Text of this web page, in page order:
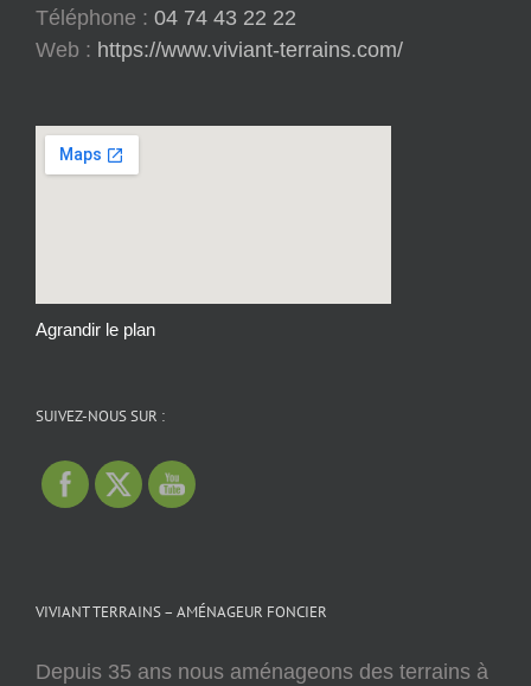
Téléphone : 04 74 43 22 22
Web : https://www.viviant-terrains.com/
Agrandir le plan
SUIVEZ-NOUS SUR :
VIVIANT TERRAINS – AMÉNAGEUR FONCIER
Depuis 35 ans nous aménageons des terrains à